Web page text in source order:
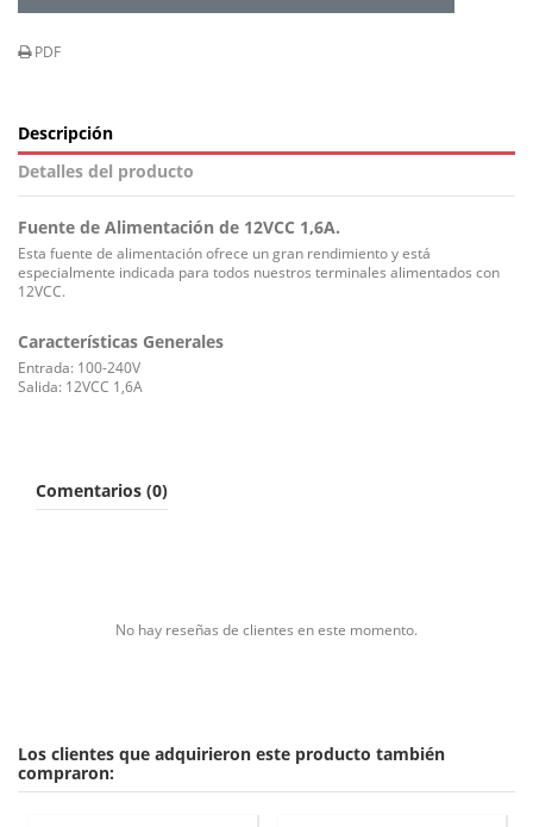
PDF
Descripción
Detalles del producto
Fuente de Alimentación de 12VCC 1,6A.
Esta fuente de alimentación ofrece un gran rendimiento y está
especialmente indicada para todos nuestros terminales alimentados con
12VCC.
Características Generales
Entrada: 100-240V
Salida: 12VCC 1,6A
Comentarios (0)
No hay reseñas de clientes en este momento.
Los clientes que adquirieron este producto también
compraron: